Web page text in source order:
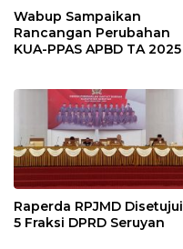
Wabup Sampaikan
Rancangan Perubahan
KUA-PPAS APBD TA 2025
Raperda RPJMD Disetujui
5 Fraksi DPRD Seruyan